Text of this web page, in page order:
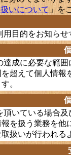
いについて 」を
目的をお知ら
成に必要な範
超えて個人情
。
いている場合
を扱う業務を
扱いが行われる